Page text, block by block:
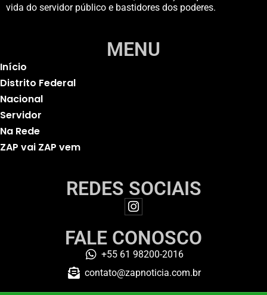
vida do servidor público e bastidores dos poderes.
MENU
Início
Distrito Federal
Nacional
Servidor
Na Rede
ZAP vai ZAP vem
REDES SOCIAIS
FALE CONOSCO
+55 61 98200-2016
contato@zapnoticia.com.br